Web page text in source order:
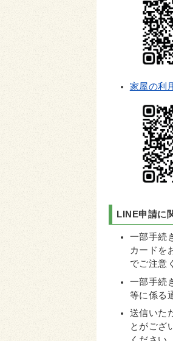
家屋の利
LINE申請に
一部手続
カードを
でご注意
一部手続
等に係る
送信いた
とがござ